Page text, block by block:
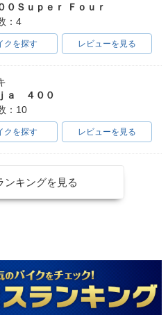
０Ｓｕｐｅｒ Ｆｏｕｒ
：4
クを探す レビューを見る
ａ ４００
：10
クを探す レビューを見る
ンキングを見る